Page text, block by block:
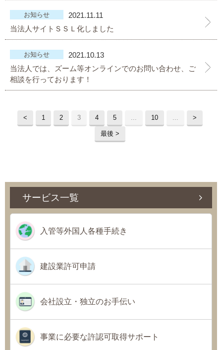
お知らせ
2021.11.11
当法人サイトＳＳＬ化しました
お知らせ
2021.10.13
当法人では、ズーム等オンラインでのお問い合わせ、ご
相談を行っております！
< 1 2 3 4 5 ... 10 ... >
最後 >
サービス一覧
入管等外国人各種手続き
建設業許可申請
会社設立・独立のお手伝い
事業に必要な許認可取得サポート